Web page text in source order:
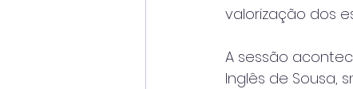
valorização dos
A sessão
Inglês de Sousa,